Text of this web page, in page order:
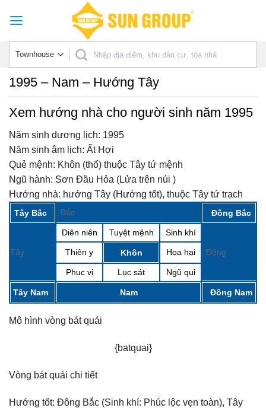
1995 – Nam – Hướng Tây
Xem hướng nhà cho người sinh năm 1995
Năm sinh dương lịch: 1995
Năm sinh âm lịch: Ất Hợi
Quẻ mệnh: Khôn (thổ) thuộc Tây tứ mệnh
Ngũ hành: Sơn Đầu Hỏa (Lửa trên núi )
Hướng nhà: hướng Tây (Hướng tốt), thuộc Tây tứ trạch
Tây Bắc Bắc Đông Bắc
Tây
Diên niên Tuyệt mệnh Sinh khí
Đông
Thiên y Khôn Họa hại
Phục vị Lục sát Ngũ quỉ
Tây Nam Nam Đông Nam
Mô hình vòng bát quái
{batquai}
Vòng bát quái chi tiết
Hướng tốt: Đông Bắc (Sinh khí: Phúc lộc vẹn toàn), Tây